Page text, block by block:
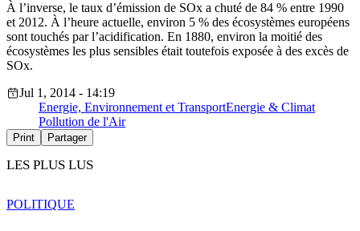
À l’inverse, le taux d’émission de SOx a chuté de 84 % entre 1990
et 2012. À l’heure actuelle, environ 5 % des écosystèmes européens
sont touchés par l’acidification. En 1880, environ la moitié des
écosystèmes les plus sensibles était toutefois exposée à des excès de
SOx.
Jul 1, 2014 - 14:19
Energie, Environnement et TransportEnergie & Climat
Pollution de l'Air
Print Partager
LES PLUS LUS
POLITIQUE